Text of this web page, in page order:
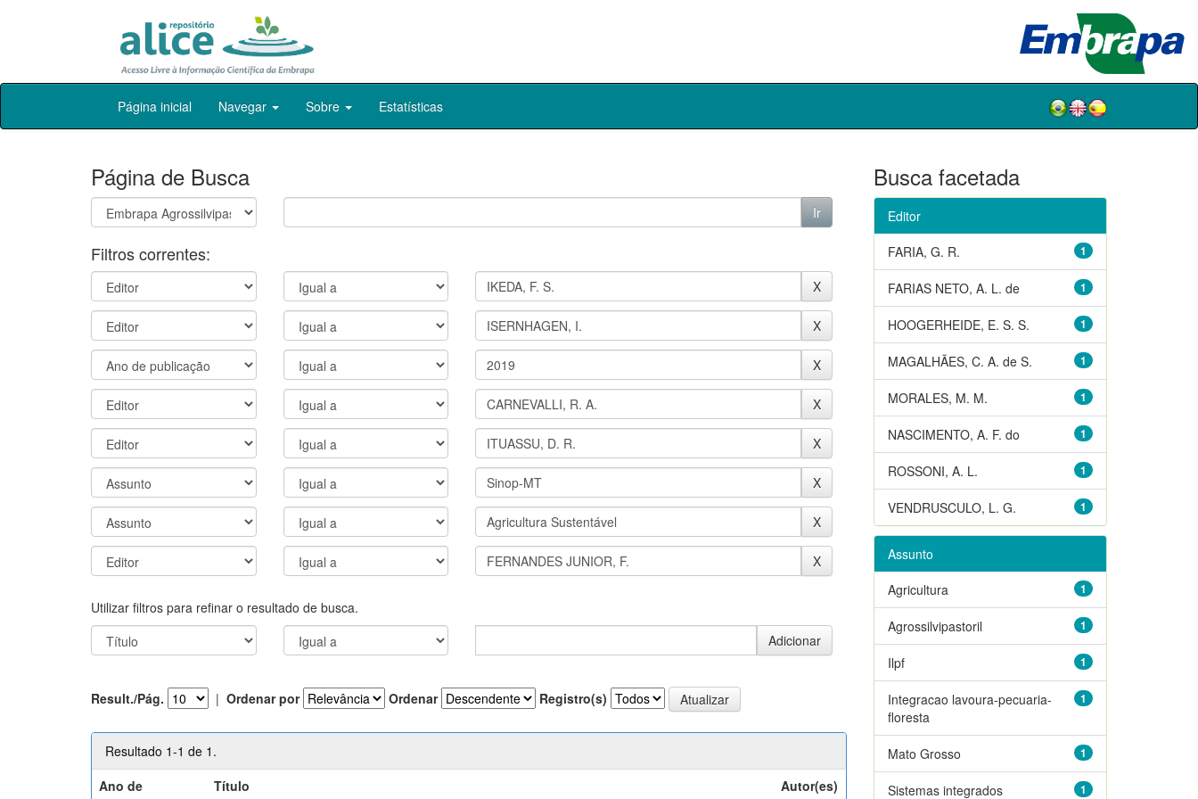
Skip
Página inicial Navegar Sobre Estatísticas
Página de Busca
Filtros correntes:
Utilizar filtros para refinar o resultado de busca.
Result./Pág. | Ordenar por Ordenar Registro(s)
Resultado 1-1 de 1.
Ano de
Título Autor(es)
Busca facetada
Editor
1
FARIA, G. R.
1
FARIAS NETO, A. L. de
1
HOOGERHEIDE, E. S. S.
1
MAGALHÃES, C. A. de S.
1
MORALES, M. M.
1
NASCIMENTO, A. F. do
1
ROSSONI, A. L.
1
VENDRUSCULO, L. G.
Assunto
1
Agricultura
1
Agrossilvipastoril
1
Ilpf
1
Integracao lavoura-pecuaria-
floresta
1
Mato Grosso
1
Sistemas integrados